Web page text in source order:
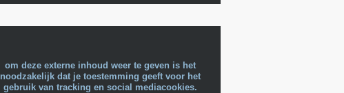
om deze externe inhoud weer te geven is het
noodzakelijk dat je toestemming geeft voor het
gebruik van tracking en social mediacookies.